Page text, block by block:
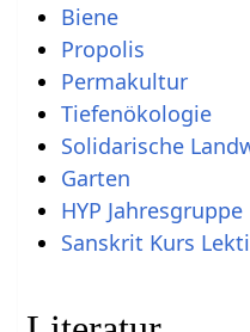
Biene
Propolis
Permakultur
Tiefenökologie
Solidarische
Garten
HYP Jahresgruppe
Sanskrit Kurs